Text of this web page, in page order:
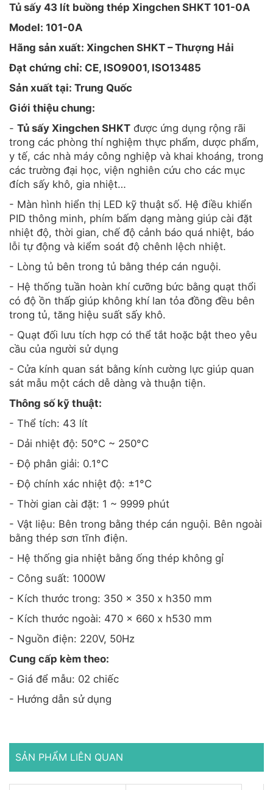
Tủ sấy 43 lít buồng thép Xingchen SHKT 101-0A
Model: 101-0A
Hãng sản xuất: Xingchen SHKT – Thượng Hải
Đạt chứng chỉ: CE, ISO9001, ISO13485
Sản xuất tại: Trung Quốc
Giới thiệu chung:
- Tủ sấy Xingchen SHKT được ứng dụng rộng rãi
trong các phòng thí nghiệm thực phẩm, dược phẩm,
y tế, các nhà máy công nghiệp và khai khoáng, trong
các trường đại học, viện nghiên cứu cho các mục
đích sấy khô, gia nhiệt…
- Màn hình hiển thị LED kỹ thuật số. Hệ điều khiển
PID thông minh, phím bấm dạng màng giúp cài đặt
nhiệt độ, thời gian, chế độ cảnh báo quá nhiệt, báo
lỗi tự động và kiểm soát độ chênh lệch nhiệt.
- Lòng tủ bên trong tủ bằng thép cán nguội.
- Hệ thống tuần hoàn khí cưỡng bức bằng quạt thổi
có độ ồn thấp giúp không khí lan tỏa đồng đều bên
trong tủ, tăng hiệu suất sấy khô.
- Quạt đối lưu tích hợp có thể tắt hoặc bật theo yêu
cầu của người sử dụng
- Cửa kính quan sát bằng kính cường lực giúp quan
sát mẫu một cách dễ dàng và thuận tiện.
Thông số kỹ thuật:
- Thể tích: 43 lít
- Dải nhiệt độ: 50°C ~ 250°C
- Độ phân giải: 0.1°C
- Độ chính xác nhiệt độ: ±1°C
- Thời gian cài đặt: 1 ~ 9999 phút
- Vật liệu: Bên trong bằng thép cán nguội. Bên ngoài
bằng thép sơn tĩnh điện.
- Hệ thống gia nhiệt bằng ống thép không gỉ
- Công suất: 1000W
- Kích thước trong: 350 x 350 x h350 mm
- Kích thước ngoài: 470 x 660 x h530 mm
- Nguồn điện: 220V, 50Hz
Cung cấp kèm theo:
- Giá để mẫu: 02 chiếc
- Hướng dẫn sử dụng
SẢN PHẨM LIÊN QUAN